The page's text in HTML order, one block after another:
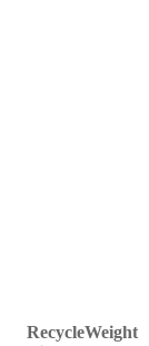
RecycleWeight